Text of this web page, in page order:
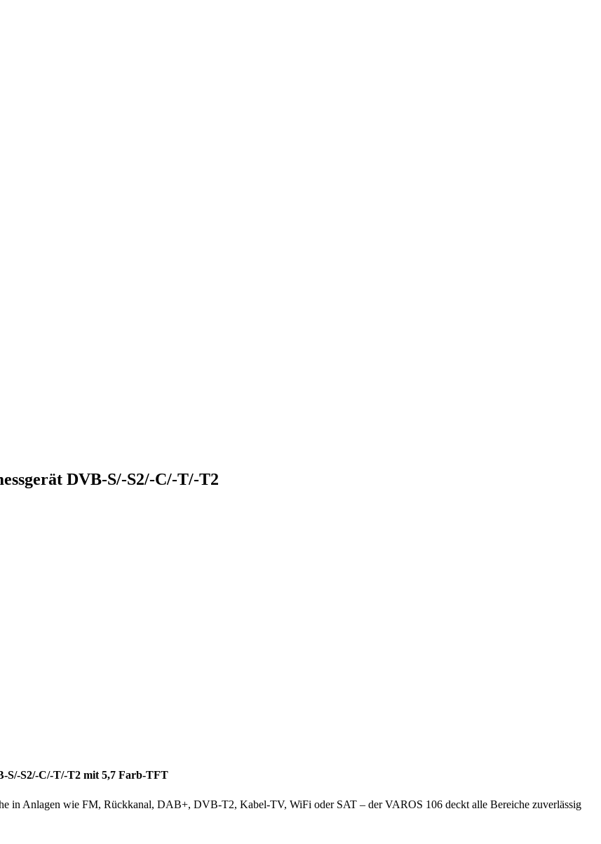
DVB-S/-S2/-C/-T/-T2
S2/-C/-T/-T2 mit 5,7 Farb-TFT
in Anlagen wie FM, Rückkanal, DAB+, DVB-T2, Kabel-TV, WiFi oder SAT – der VAROS 106 deckt alle Bereiche zuverlässig